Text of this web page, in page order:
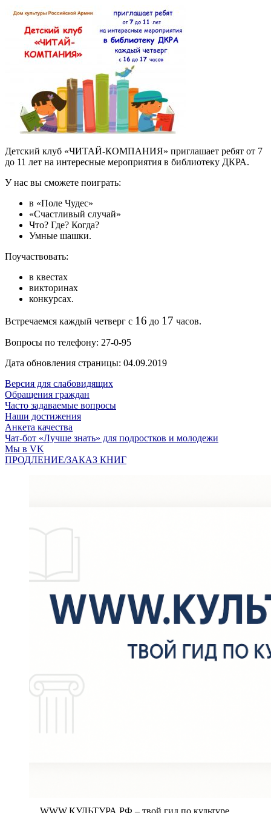
Детский клуб «ЧИТАЙ-КОМПАНИЯ» приглашает ребят от 7
до 11 лет на интересные мероприятия в библиотеку ДКРА.
У нас вы сможете поиграть:
в «Поле Чудес»
«Счастливый случай»
Что? Где? Когда?
Умные шашки.
Поучаствовать:
в квестах
викторинах
конкурсах.
Встречаемся каждый четверг с 16 до 17 часов.
Вопросы по телефону: 27-0-95
Дата обновления страницы: 04.09.2019
Версия для слабовидящих
Обращения граждан
Часто задаваемые вопросы
Наши достижения
Анкета качества
Чат-бот «Лучше знать» для подростков и молодежи
Мы в VK
ПРОДЛЕНИЕ/ЗАКАЗ КНИГ
WWW.КУЛЬТУРА.РФ – твой гид по культуре.